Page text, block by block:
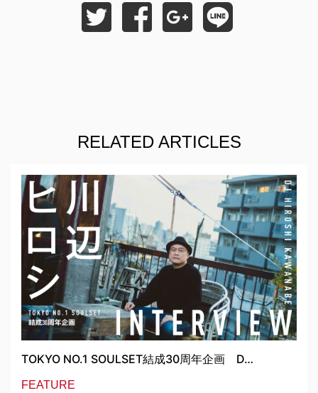
RELATED ARTICLES
TOKYO NO.1 SOULSET結成30周年企画 D…
FEATURE